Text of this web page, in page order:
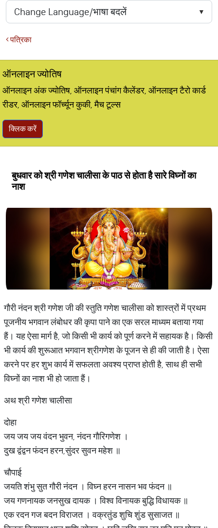
पत्रिका
ऑनलाइन ज्योतिष
ऑनलाइन अंक ज्योतिष, ऑनलाइन पंचांग कैलेंडर, ऑनलाइन टैरो कार्ड
रीडर, ऑनलाइन फॉर्च्यून कुकी, मैच टूल्स
क्लिक करें
बुधवार को श्री गणेश चालीसा के पाठ से होता है सारे विघ्नों का
नाश
गौरी नंदन श्री गणेश जी की स्तुति गणेश चालीसा को शास्त्रों में प्रथम
पूजनीय भगवान लंबोधर की कृपा पाने का एक सरल माध्यम बताया गया
हैं। यह ऐसा मार्ग है, जो किसी भी कार्य को पूर्ण करने में सहायक है। किसी
भी कार्य की शुरूआत भगवान श्रीगणेश के पूजन से ही की जाती है। ऐसा
करने पर हर शुभ कार्य में सफलता अवश्य प्राप्त होती है, साथ ही सभी
विघ्नों का नाश भी हो जाता हैं।
अथ श्री गणेश चालीसा
दोहा
जय जय जय वंदन भुवन, नंदन गौरिगणेश ।
दुख द्वंद्वन फंदन हरन,सुंदर सुवन महेश ॥
चौपाई
जयति शंभु सुत गौरी नंदन । विघ्न हरन नासन भव फंदन ॥
जय गणनायक जनसुख दायक । विश्व विनायक बुद्धि विधायक ॥
एक रदन गज बदन विराजत । वक्रतुंड शुचि शुंड सुसाजत ॥